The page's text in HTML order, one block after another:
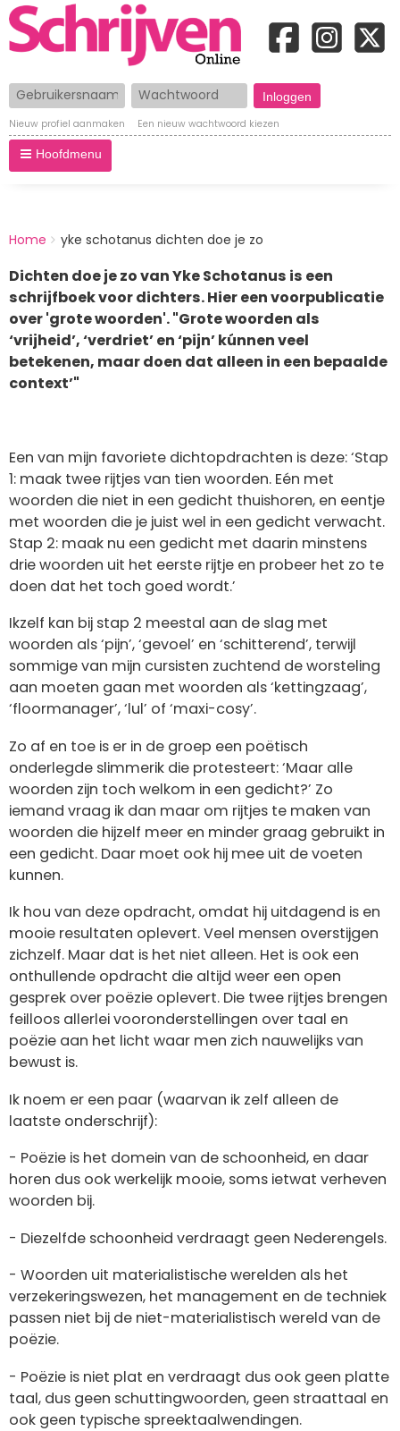
Gebruikersnaam Wachtwoord
Nieuw profiel aanmaken Een nieuw wachtwoord kiezen
Hoofdmenu
BREADCRUMBS
You
here:
Home yke schotanus dichten doe je zo
Dichten doe je zo van Yke Schotanus is een
schrijfboek voor dichters. Hier een voorpublicatie
over 'grote woorden'. "Grote woorden als
‘vrijheid’, ‘verdriet’ en ‘pijn’ kúnnen veel
betekenen, maar doen dat alleen in een bepaalde
context’"
Een van mijn favoriete dichtopdrachten is deze: ‘Stap
1: maak twee rijtjes van tien woorden. Eén met
woorden die niet in een gedicht thuishoren, en eentje
met woorden die je juist wel in een gedicht verwacht.
Stap 2: maak nu een gedicht met daarin minstens
drie woorden uit het eerste rijtje en probeer het zo te
doen dat het toch goed wordt.’
Ikzelf kan bij stap 2 meestal aan de slag met
woorden als ‘pijn’, ‘gevoel’ en ‘schitterend’, terwijl
sommige van mijn cursisten zuchtend de worsteling
aan moeten gaan met woorden als ‘kettingzaag’,
‘floormanager’, ‘lul’ of ‘maxi-cosy’.
Zo af en toe is er in de groep een poëtisch
onderlegde slimmerik die protesteert: ‘Maar alle
woorden zijn toch welkom in een gedicht?’ Zo
iemand vraag ik dan maar om rijtjes te maken van
woorden die hijzelf meer en minder graag gebruikt in
een gedicht. Daar moet ook hij mee uit de voeten
kunnen.
Ik hou van deze opdracht, omdat hij uitdagend is en
mooie resultaten oplevert. Veel mensen overstijgen
zichzelf. Maar dat is het niet alleen. Het is ook een
onthullende opdracht die altijd weer een open
gesprek over poëzie oplevert. Die twee rijtjes brengen
feilloos allerlei vooronderstellingen over taal en
poëzie aan het licht waar men zich nauwelijks van
bewust is.
Ik noem er een paar (waarvan ik zelf alleen de
laatste onderschrijf):
- Poëzie is het domein van de schoonheid, en daar
horen dus ook werkelijk mooie, soms ietwat verheven
woorden bij.
- Diezelfde schoonheid verdraagt geen Nederengels.
- Woorden uit materialistische werelden als het
verzekeringswezen, het management en de techniek
passen niet bij de niet-materialistisch wereld van de
poëzie.
- Poëzie is niet plat en verdraagt dus ook geen platte
taal, dus geen schuttingwoorden, geen straattaal en
ook geen typische spreektaalwendingen.